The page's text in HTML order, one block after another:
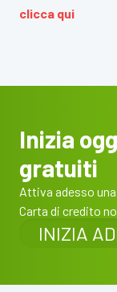
clicca qui
Inizia
gratuiti
Attiva adesso
Carta di credito
INIZIA